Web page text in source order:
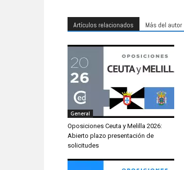
Artículos relacionados Más del autor
General
Oposiciones Ceuta y Melilla 2026:
Abierto plazo presentación de
solicitudes